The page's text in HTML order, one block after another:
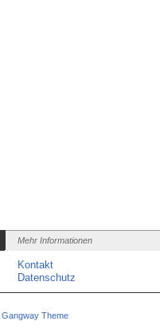
Mehr Informationen
Kontakt
Datenschutz
Gangway Theme